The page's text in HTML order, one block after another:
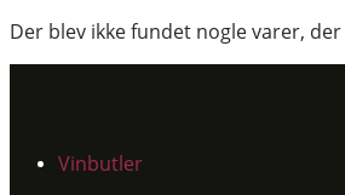
Der blev ikke fundet nogle varer,
Vinbutler